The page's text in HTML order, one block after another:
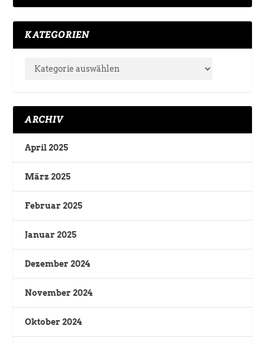
KATEGORIEN
ARCHIV
April 2025
März 2025
Februar 2025
Januar 2025
Dezember 2024
November 2024
Oktober 2024